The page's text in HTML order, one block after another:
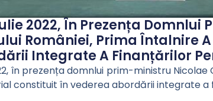
2022, În Prezența
României, Prima Întalnire
Integrate A Finanțărilor
în prezența domnlui prim-ministru
constituit în vederea abordării integrate